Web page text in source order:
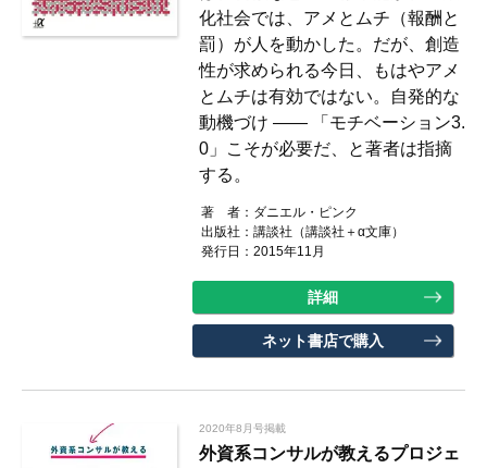
化社会では、アメとムチ（報酬と
罰）が人を動かした。だが、創造
性が求められる今日、もはやアメ
とムチは有効ではない。自発的な
動機づけ ―― 「モチベーション3.
0」こそが必要だ、と著者は指摘
する。
著 者： ダニエル・ピンク
出版社： 講談社（講談社＋α文庫）
発行日：2015年11月
詳細
ネット書店で購入
2020年8月号掲載
外資系コンサルが教えるプロジェ